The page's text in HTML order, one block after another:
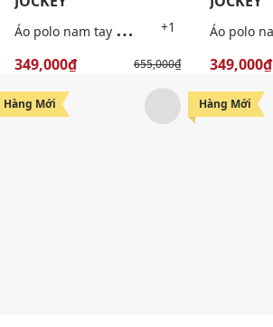
Á
o polo nam tay ngắn thêu logo Full Boy +1
349,000₫ 655,000₫ 349,000₫
Hàng Mới Hàng Mới